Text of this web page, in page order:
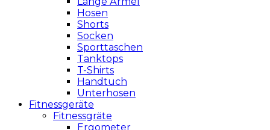
Hosen
Shorts
Socken
Sporttaschen
Tanktops
T-Shirts
Handtuch
Unterhosen
Fitnessgeräte
Fitnessgräte
Ergometer